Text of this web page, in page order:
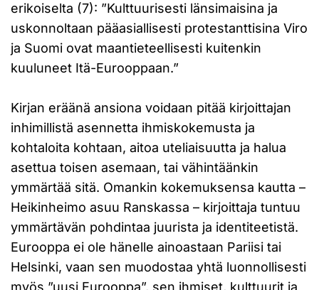
erikoiselta (7): ”Kulttuurisesti länsimaisina ja
uskonnoltaan pääasiallisesti protestanttisina Viro
ja Suomi ovat maantieteellisesti kuitenkin
kuuluneet Itä-Eurooppaan.”
Kirjan eräänä ansiona voidaan pitää kirjoittajan
inhimillistä asennetta ihmiskokemusta ja
kohtaloita kohtaan, aitoa uteliaisuutta ja halua
asettua toisen asemaan, tai vähintäänkin
ymmärtää sitä. Omankin kokemuksensa kautta –
Heikinheimo asuu Ranskassa – kirjoittaja tuntuu
ymmärtävän pohdintaa juurista ja identiteetistä.
Eurooppa ei ole hänelle ainoastaan Pariisi tai
Helsinki, vaan sen muodostaa yhtä luonnollisesti
myös ”uusi Eurooppa”, sen ihmiset, kulttuurit ja